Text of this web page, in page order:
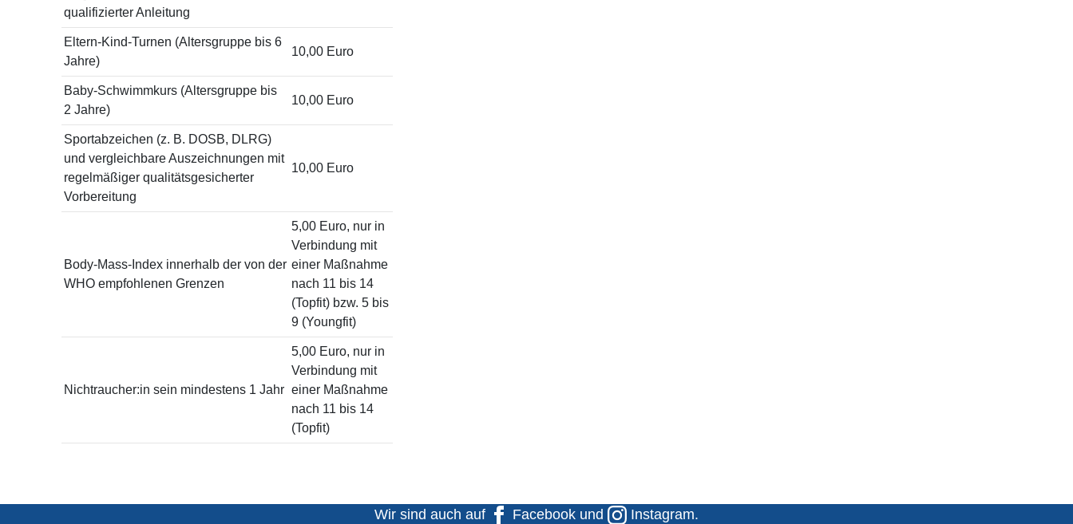
qualifizierter Anleitung
Eltern-Kind-Turnen (Altersgruppe bis 6
Jahre)
10,00 Euro
Baby-Schwimmkurs (Altersgruppe bis
2 Jahre)
10,00 Euro
Sportabzeichen (z. B. DOSB, DLRG)
und vergleichbare Auszeichnungen mit
regelmäßiger qualitätsgesicherter
Vorbereitung
10,00 Euro
Body-Mass-Index innerhalb der von der
WHO empfohlenen Grenzen
5,00 Euro, nur in
Verbindung mit
einer Maßnahme
nach 11 bis 14
(Topfit) bzw. 5 bis
9 (Youngfit)
Nichtraucher:in sein mindestens 1 Jahr
5,00 Euro, nur in
Verbindung mit
einer Maßnahme
nach 11 bis 14
(Topfit)
Wir sind auch auf Facebook und Instagram.